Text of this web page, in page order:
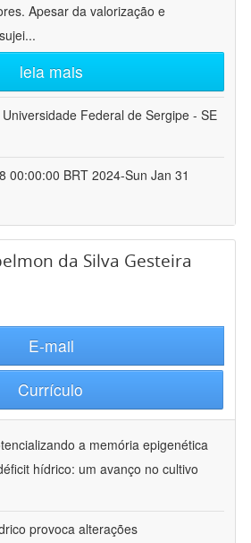
Apesar da valorização e
...
leia mais
Universidade Federal de Sergipe - SE
00:00:00 BRT 2024-Sun Jan 31
da Silva Gesteira
E-mail
Currículo
a memória epigenética
hídrico: um avanço no cultivo
provoca alterações